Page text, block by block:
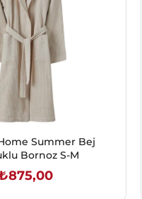
Summer Bej
Bornoz S-M